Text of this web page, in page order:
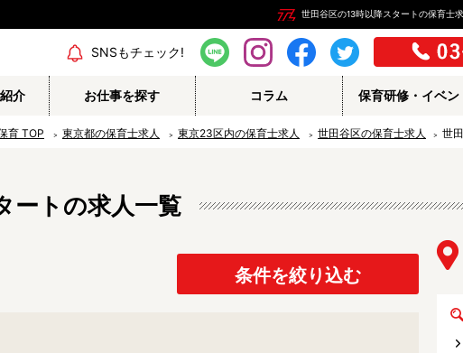
世田谷区の13時以降スタートの保育士
SNSもチェック!
介 お仕事を探す コラム 保育研修・イベン
育TOP 東京都の保育士求人 東京23区内の保育士求人 世田谷区の保育士求人 世
ートの求人一覧
条件を絞り込む
エリア情報
保育補助
幼稚園教諭
その他